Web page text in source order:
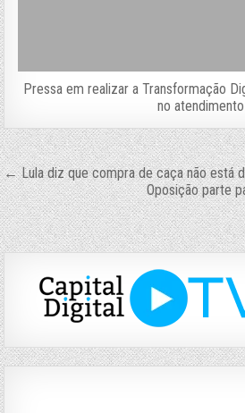
Pressa em realizar a Transformação
no atendimento
Navegação
de
Post
← Lula diz que compra de caça não está
Oposição parte